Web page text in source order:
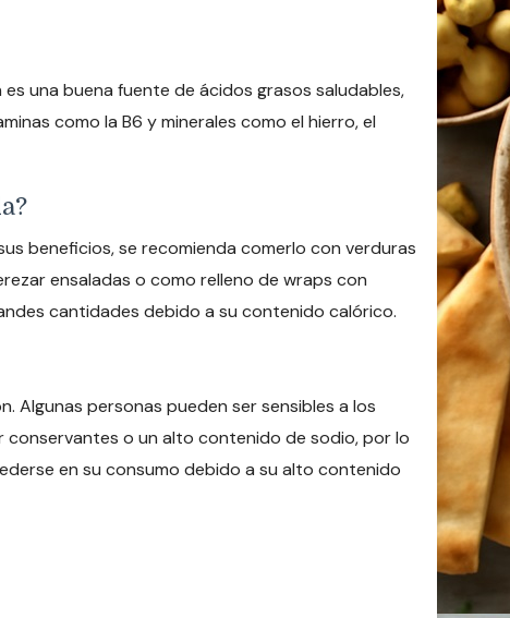
una buena fuente de ácidos grasos saludables,
como la B6 y minerales como el hierro, el
beneficios, se recomienda comerlo con verduras
ensaladas o como relleno de wraps con
cantidades debido a su contenido calórico.
Algunas personas pueden ser sensibles a los
conservantes o un alto contenido de sodio, por lo
en su consumo debido a su alto contenido